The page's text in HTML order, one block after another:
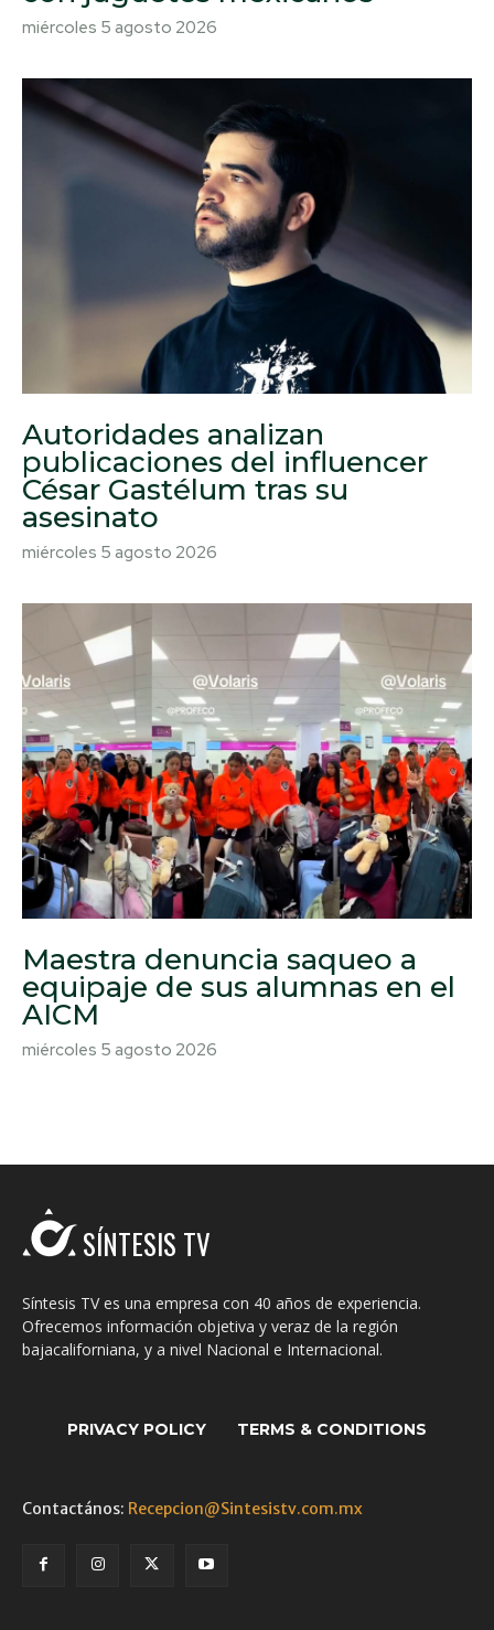
miércoles 5 agosto 2026
Autoridades analizan
publicaciones del influencer
César Gastélum tras su
asesinato
miércoles 5 agosto 2026
Maestra denuncia saqueo a
equipaje de sus alumnas en el
AICM
miércoles 5 agosto 2026
SÍNTESIS TV
Síntesis TV es una empresa con 40 años de experiencia.
Ofrecemos información objetiva y veraz de la región
bajacaliforniana, y a nivel Nacional e Internacional.
PRIVACY POLICY TERMS & CONDITIONS
Contactános: Recepcion@Sintesistv.com.mx